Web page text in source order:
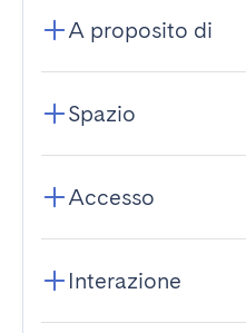
A proposito di
Spazio
Accesso
Interazione